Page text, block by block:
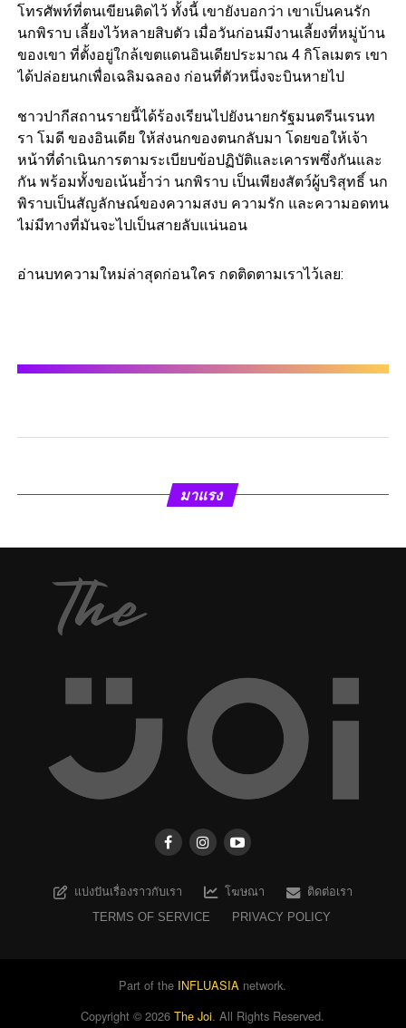
โทรศัพท์ที่ตนเขียนติดไว้ ทั้งนี้ เขายังบอกว่า เขาเป็นคนรัก
นกพิราบ เลี้ยงไว้หลายสิบตัว เมื่อวันก่อนมีงานเลี้ยงที่หมู่บ้าน
ของเขา ที่ตั้งอยู่ใกล้เขตแดนอินเดียประมาณ 4 กิโลเมตร เขา
ได้ปล่อยนกเพื่อเฉลิมฉลอง ก่อนที่ตัวหนึ่งจะบินหายไป
ชาวปากีสถานรายนี้ได้ร้องเรียนไปยังนายกรัฐมนตรีนเรนท
รา โมดี ของอินเดีย ให้ส่งนกของตนกลับมา โดยขอให้เจ้า
หน้าที่ดำเนินการตามระเบียบข้อปฏิบัติและเคารพซึ่งกันและ
กัน พร้อมทั้งขอเน้นย้ำว่า นกพิราบ เป็นเพียงสัตว์ผู้บริสุทธิ์ นก
พิราบเป็นสัญลักษณ์ของความสงบ ความรัก และความอดทน
ไม่มีทางที่มันจะไปเป็นสายลับแน่นอน
อ่านบทความใหม่ล่าสุดก่อนใคร กดติดตามเราไว้เลย:
มาแรง
แบ่งปันเรื่องราวกับเรา โฆษณา
ติดต่อเรา
TERMS OF SERVICE
PRIVACY POLICY
Part of the INFLUASIA network.
Copyright ©2026 The Joi. All Rights Reserved.